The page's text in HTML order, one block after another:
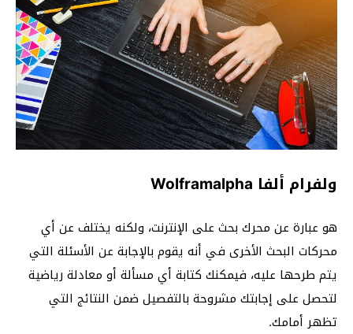
ولفرام ألفا Wolframalpha
هو عبارة عن محرك بحث على الإنترنت، ولكنه يختلف عن أي
محركات البحث الأخرى في أنه يقوم بالإجابة عن الأسئلة التي
يتم طرحها عليه، فيمكنك كتابة أي مسألة أو معادلة رياضية
لتحصل على إجابتك مشروحة بالتفصيل ضمن النتائج التي
تظهر أمامك.